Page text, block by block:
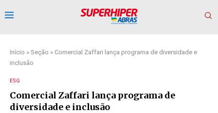
Início » Seção » Comercial Zaffari lança programa de diversidade e
inclusão
ESG
Comercial Zaffari lança programa de
diversidade e inclusão